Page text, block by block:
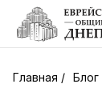
Блог